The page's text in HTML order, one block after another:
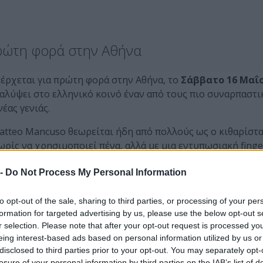
Do Not Process My Personal Information
opt-out of the sale, sharing to third parties, or processing of your
for targeted advertising by us, please use the below opt-out
selection. Please note that after your opt-out request is processed
interest-based ads based on personal information utilized by us
to third parties prior to your opt-out. You may separately
φορά στην Αθήνα
έρχεται για πρώτη φορά στην Αθήνα, το Σάββατο 16
στο ελληνικό κοινό έναν από τους πιο
γενιάς.
Mancuso θεωρείται ήδη από πολλούς ως ο
να χρησιμοποιεί πένα, αλλά με μια εντυπωσιακή
καταφέρνει να συνδυάσει τη φινέτσα της jazz με
Στα μόλις 27 του χρόνια, ο Mancuso έχει ήδη
Al Di Meola, ο Joe Bonamassa και ο Tosin Abasi, οι
τη μουσικότητά του.
(Mascot Label Group, 2023), απέσπασε
δεν είναι απλώς ένας εντυπωσιακός εκτελεστής,
φαντασία, ρυθμική πολυπλοκότητα και μία